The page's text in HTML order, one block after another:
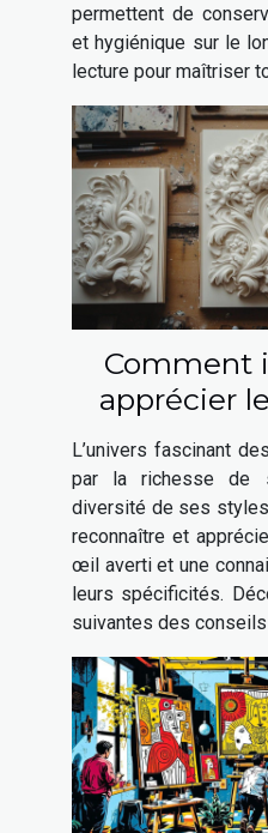
permettent de
et hygiénique sur le
lecture pour maîtriser
Comment
apprécier
L’univers fascinant
par la richesse de
diversité de ses
reconnaître et
œil averti et une
leurs spécificités.
suivantes des conseils